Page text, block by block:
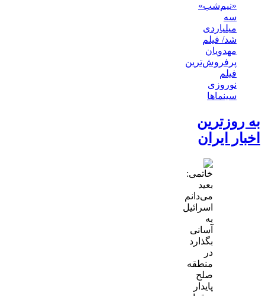
«نیم‌شب»
سه
میلیاردی
شد/ فیلم
مهدویان
پرفروش‌ترین
فیلم
نوروزی
سینماها
به روزترین
اخبار ایران